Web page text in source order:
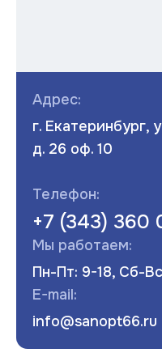
Адрес:
г. Екатеринбург,
д. 26 оф. 10
Телефон:
+7 (343) 360
Мы работаем:
Пн-Пт: 9-18, Сб-
E-mail:
info@sanopt66.ru